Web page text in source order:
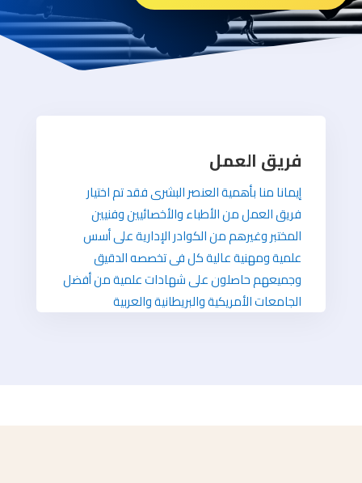
فريق العمل
إيمانا منا بأهمية العنصر البشرى فقد تم اختيار
فريق العمل من الأطباء والأخصائيين وفنيين
المختبر وغيرهم من الكوادر الإدارية على أسس
علمية ومهنية عالية كل فى تخصصه الدقيق
وجميعهم حاصلون على شهادات علمية من أفضل
الجامعات الأمريكية والبريطانية والعربية